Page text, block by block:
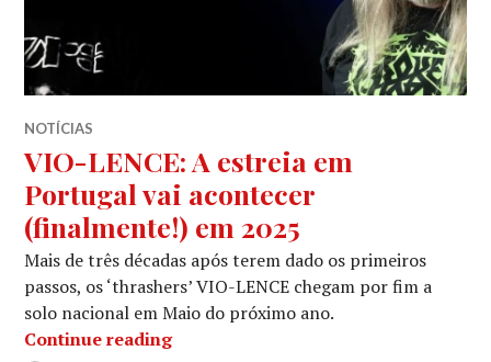
NOTÍCIAS
VIO-LENCE: A estreia em
Portugal vai acontecer
(finalmente!) em 2025
Mais de três décadas após terem dado os primeiros
passos, os ‘thrashers’ VIO-LENCE chegam por fim a
solo nacional em Maio do próximo ano.
Continue readingVIO-LENCE: A estreia em Portugal